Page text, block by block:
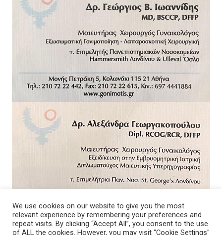
We use cookies on our website to give you the most
relevant experience by remembering your preferences and
repeat visits. By clicking “Accept All”, you consent to the use
of ALL the cookies. However, you may visit "Cookie Settings"